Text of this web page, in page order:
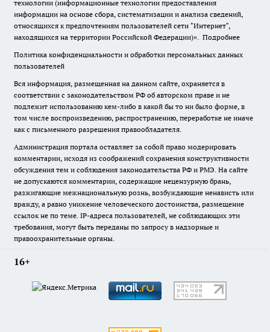
технологии (информационные технологии предоставления
информации на основе сбора, систематизации и анализа сведений,
относящихся к предпочтениям пользователей сети "Интернет",
находящихся на территории Российской Федерации)». Подробнее
Политика конфиденциальности и обработки персональных данных
пользователей
Вся информация, размещенная на данном сайте, охраняется в
соответствии с законодательством РФ об авторском праве и не
подлежит использованию кем-либо в какой бы то ни было форме, в
том числе воспроизведению, распространению, переработке не иначе
как с письменного разрешения правообладателя.
Администрация портала оставляет за собой право модерировать
комментарии, исходя из соображений сохранения конструктивности
обсуждения тем и соблюдения законодательства РФ и РМЭ. На сайте
не допускаются комментарии, содержащие нецензурную брань,
разжигающие межнациональную рознь, возбуждающие ненависть или
вражду, а равно унижение человеческого достоинства, размещение
ссылок не по теме. IP-адреса пользователей, не соблюдающих эти
требования, могут быть переданы по запросу в надзорные и
правоохранительные органы.
16+